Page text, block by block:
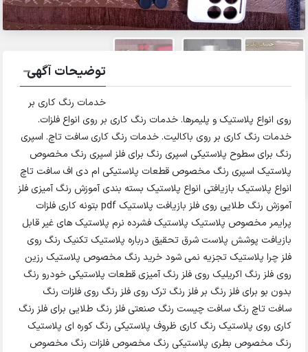
توضیحات آگهی
خدمات رنگ کاری بر
روی انواع پلاستیک و پلیمرها. خدمات رنگ کاری بر روی انواع فلزات.
خدمات رنگ کاری بر روی باکالیت. خدمات رنگ کاری سافت تاچ. اسپری
رنگ برای سطوح پلاستیکی اسپری رنگ برای فلز اسپری رنگ مخصوص
پلاستیک اسپری رنگ مخصوص قطعات پلاستیکی ام دی اف سافت تاچ
انواع پلاستیک بازیافتی انواع پلاستیک بسته بندی آموزش رنگ آمیزی فلز
آموزش رنگ طلایی روی فلز بازیافت پلاستیک pdf بتونه کاری فلزات
پرایمر مخصوص پلاستیک پلاستیک فشرده نرم پلاستیک های غیر قابل
بازیافت پوشش پلاست شرق تحقیق درباره پلاستیک تکنیک رنگ روی
فلز چرا پلاستیک تجزیه نمی شود خرید رنگ مخصوص پلاستیک رزین
روی فلز رنگ اکریلیک روی فلز رنگ آمیزی قطعات پلاستیکی خودرو رنگ
بدون بو برای فلز رنگ بر فلز رنگ ترک روی فلز رنگ روی فلزات رنگ
سافت تاچ رنگ سافت چیست رنگ صنعتی فلز رنگ طلایی برای فلز رنگ
کاری روی پلاستیک رنگ کاری ظروف پلاستیکی رنگ کوره ای پلاستیک
رنگ مخصوص بطری پلاستیکی رنگ مخصوص فلزات رنگ مخصوص